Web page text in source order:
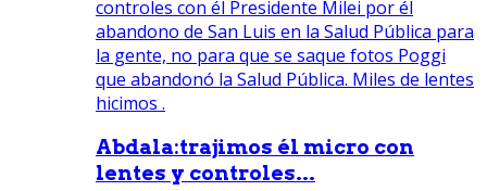
Abdala:trajimos él micro con
lentes y controles...